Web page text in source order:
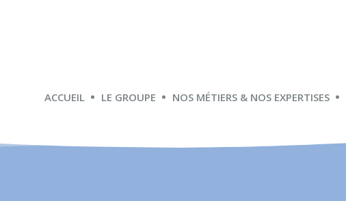
ACCUEIL LE GROUPE NOS MÉTIERS & NOS EXPERTISES